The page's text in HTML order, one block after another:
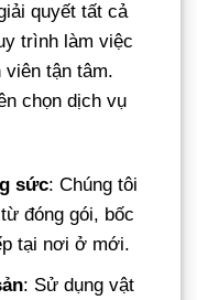
quyết tất cả
trình làm việc
viên tận tâm.
chọn dịch vụ
sức: Chúng tôi
đóng gói, bốc
tại nơi ở mới.
: Sử dụng vật